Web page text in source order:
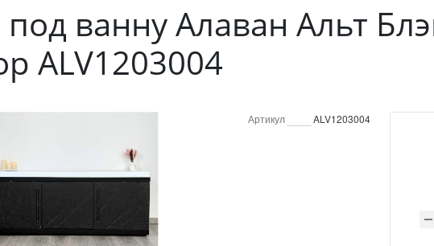
ванну Алаван Альт
ALV1203004
Артикул ALV1203004